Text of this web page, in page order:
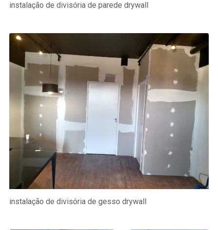
instalação de divisória de parede drywall
instalação de divisória de gesso drywall